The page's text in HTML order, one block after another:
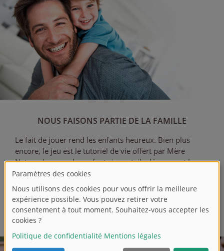
NOUS FAISONS PARTIE DE LA FAMILLE
Le fait de jouer rend les enfants heureux. Bien plus
encore, le jeu est le tutoriel de vie offert par Mère
Nature. Lorsque les enfants jouent, ils découvrent leurs
talents et développent leurs compétences.
Avec nos produits, nous participons dès le début au
développement de l’enfant. C’est notre devoir. Et notre
amour du jeu nous permet de satisfaire cette passion.